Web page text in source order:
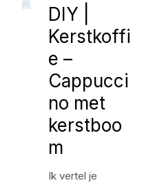
DIY |
Kerstkoffi
e –
Cappucci
no met
kerstboo
m
Ik vertel je